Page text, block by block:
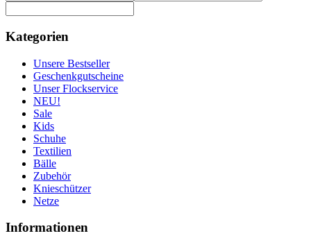
Kategorien
Unsere Bestseller
Geschenkgutscheine
Unser Flockservice
NEU!
Sale
Kids
Schuhe
Textilien
Bälle
Zubehör
Knieschützer
Netze
Informationen